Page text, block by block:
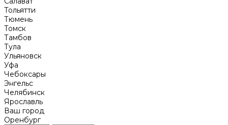
Тольятти
Тюмень
Томск
Тамбов
Тула
Ульяновск
Уфа
Чебоксары
Энгельс
Челябинск
Ярославль
Ваш город
Оренбург